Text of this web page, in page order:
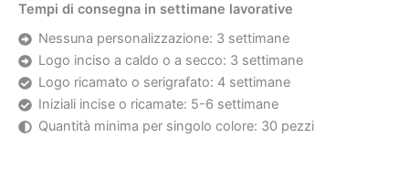
Tempi di consegna in settimane lavorative
Nessuna personalizzazione: 3 settimane
Logo inciso a caldo o a secco: 3 settimane
Logo ricamato o serigrafato: 4 settimane
Iniziali incise o ricamate: 5-6 settimane
Quantità minima per singolo colore: 30 pezzi